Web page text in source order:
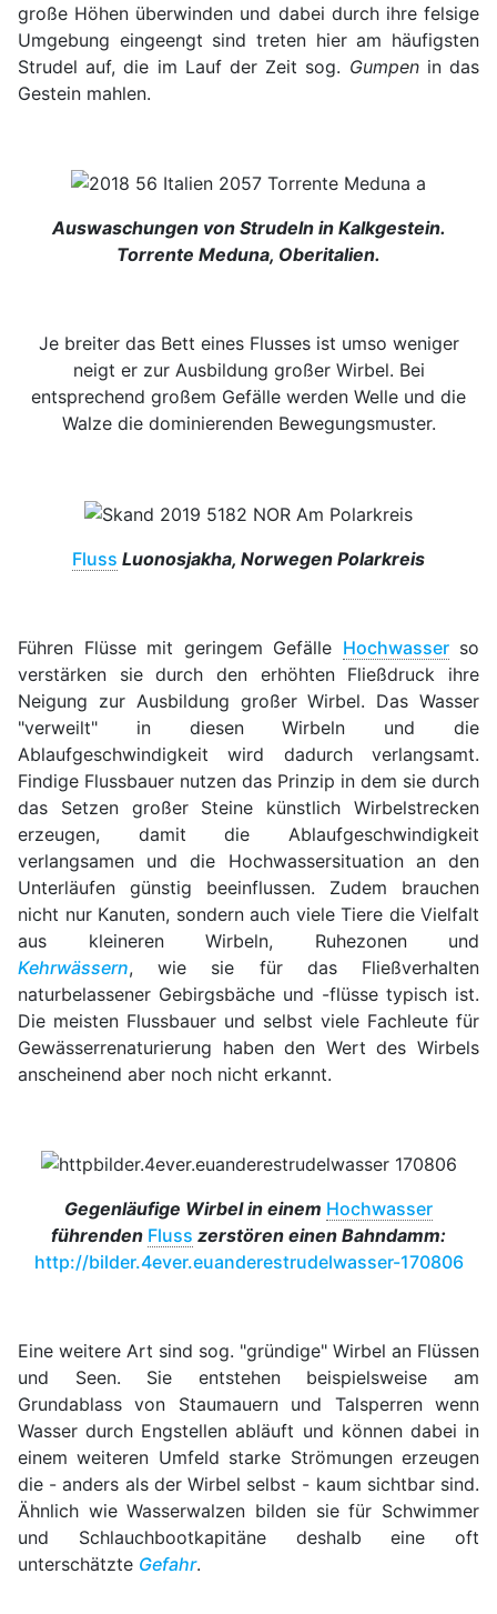
große Höhen überwinden und dabei durch ihre felsige
Umgebung eingeengt sind treten hier am häufigsten
Strudel auf, die im Lauf der Zeit sog. Gumpen in das
Gestein mahlen.
Auswaschungen von Strudeln in Kalkgestein.
Torrente Meduna, Oberitalien.
Je breiter das Bett eines Flusses ist umso weniger
neigt er zur Ausbildung großer Wirbel. Bei
entsprechend großem Gefälle werden Welle und die
Walze die dominierenden Bewegungsmuster.
Fluss Luonosjakha, Norwegen Polarkreis
Führen Flüsse mit geringem Gefälle Hochwasserso
verstärken sie durch den erhöhten Fließdruck ihre
Neigung zur Ausbildung großer Wirbel. Das Wasser
"verweilt" in diesen Wirbeln und die
Ablaufgeschwindigkeit wird dadurch verlangsamt.
Findige Flussbauer nutzen das Prinzip in dem sie durch
das Setzen großer Steine künstlich Wirbelstrecken
erzeugen, damit die Ablaufgeschwindigkeit
verlangsamen und die Hochwassersituation an den
Unterläufen günstig beeinflussen. Zudem brauchen
nicht nur Kanuten, sondern auch viele Tiere die Vielfalt
aus kleineren Wirbeln, Ruhezonen und
Kehrwässern, wie sie für das Fließverhalten
naturbelassener Gebirgsbäche und -flüsse typisch ist.
Die meisten Flussbauer und selbst viele Fachleute für
Gewässerrenaturierung haben den Wert des Wirbels
anscheinend aber noch nicht erkannt.
Gegenläufige Wirbel in einem Hochwasser
führenden Fluss zerstören einen Bahndamm:
http://bilder.4ever.euanderestrudelwasser-170806
Eine weitere Art sind sog. "gründige" Wirbel an Flüssen
und Seen. Sie entstehen beispielsweise am
Grundablass von Staumauern und Talsperren wenn
Wasser durch Engstellen abläuft und können dabei in
einem weiteren Umfeld starke Strömungen erzeugen
die - anders als der Wirbel selbst - kaum sichtbar sind.
Ähnlich wie Wasserwalzen bilden sie für Schwimmer
und Schlauchbootkapitäne deshalb eine oft
unterschätzte Gefahr.